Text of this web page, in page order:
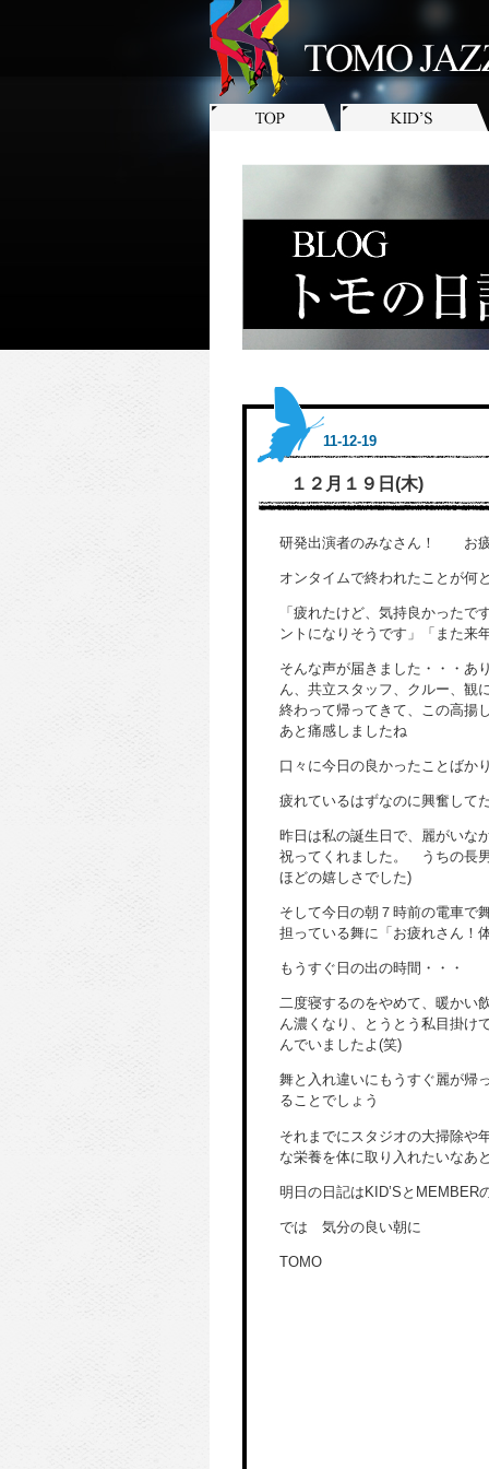
11-12-19
１２月１９日(木)
研発出演者のみなさん！ お
オンタイムで終われたことが何
「疲れたけど、気持良かった
ントになりそうです」「また来
そんな声が届きました・・・あ
ん、共立スタッフ、クルー、観
終わって帰ってきて、この高揚
あと痛感しましたね
口々に今日の良かったことばか
疲れているはずなのに興奮して
昨日は私の誕生日で、麗がいな
祝ってくれました。 うちの長
ほどの嬉しさでした)
そして今日の朝７時前の電車
担っている舞に「お疲れさん！
もうすぐ日の出の時間・・・
二度寝するのをやめて、暖かい
ん濃くなり、とうとう私目掛け
んでいましたよ(笑)
舞と入れ違いにもうすぐ麗が帰
ることでしょう
それまでにスタジオの大掃除や
な栄養を体に取り入れたいなあ
明日の日記はKID’SとMEMBER
では 気分の良い朝に
TOMO